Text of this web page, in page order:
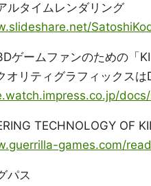
ルタイムレンダリング
ゲームファンのための「
オリティグラフィックス
TECHNOLOGY OF
games.com/
パス